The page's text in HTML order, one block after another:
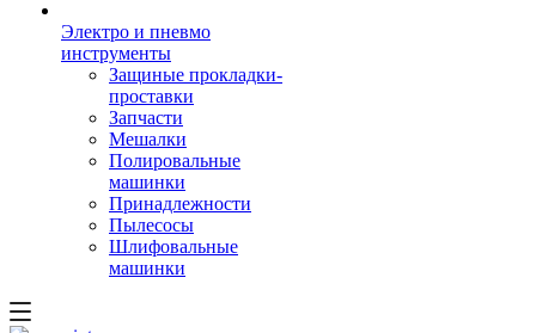
Электро и пневмо
инструменты
Защиные прокладки-
проставки
Запчасти
Мешалки
Полировальные
машинки
Принадлежности
Пылесосы
Шлифовальные
машинки